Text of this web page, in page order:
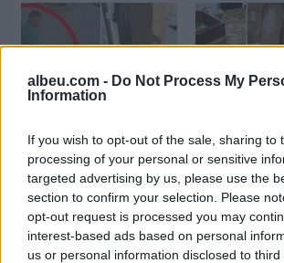
albeu.com - Do Not Process My
Information
If you wish to opt-out of the sale, sharing to
processing of your personal or sensitive
targeted advertising by us, please use the
section to confirm your selection. Please
opt-out request is processed you may
interest-based ads based on personal
us or personal information disclosed to
3 shpërthime bombash në
europiane: Gangsterët
shqiptarë të trafikut “të
barit po pushtojnë”
Belgjikën
Belgjikë,
plantacion me
dhjetëra
mijëra euro